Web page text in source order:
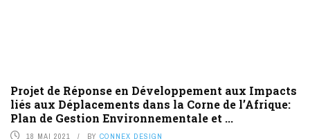
Projet de Réponse en Développement aux Impacts
liés aux Déplacements dans la Corne de l’Afrique:
Plan de Gestion Environnementale et ...
18 MAI 2021 BY CONNEX DESIGN